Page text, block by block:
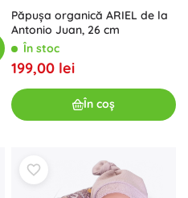
Păpușa organică ARIEL de la
Antonio Juan, 26 cm
În stoc
199,00 lei
În coș